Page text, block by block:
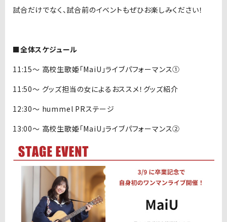
試合だけでなく、試合前のイベントもぜひお楽しみください！
■全体スケジュール
11:15～ 高校生歌姫「MaiU」ライブパフォーマンス①
11:50～ グッズ担当の女によるおススメ！グッズ紹介
12:30～ hummel PRステージ
13:00～ 高校生歌姫「MaiU」ライブパフォーマンス②